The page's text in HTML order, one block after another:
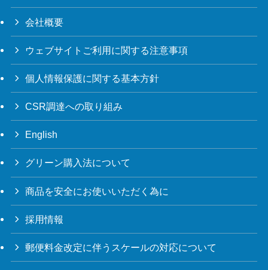
会社概要
ウェブサイトご利用に関する注意事項
個人情報保護に関する基本方針
CSR調達への取り組み
English
グリーン購入法について
商品を安全にお使いいただく為に
採用情報
郵便料金改定に伴うスケールの対応について